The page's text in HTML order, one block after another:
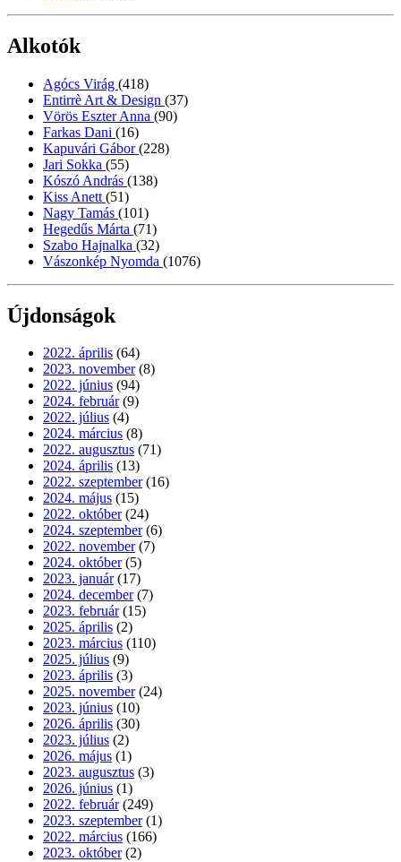
Alkotók
Agócs Virág (418)
Entirrè Art & Design (37)
Vörös Eszter Anna (90)
Farkas Dani (16)
Kapuvári Gábor(228)
Jari Sokka (55)
Kószó András (138)
Kiss Anett (51)
Nagy Tamás (101)
Hegedűs Márta (71)
Szabo Hajnalka (32)
Vászonkép Nyomda (1076)
Újdonságok
2022. április (64)
2023. november (8)
2022. június (94)
2024. február (9)
2022. július (4)
2024. március (8)
2022. augusztus (71)
2024. április (13)
2022. szeptember (16)
2024. május (15)
2022. október (24)
2024. szeptember (6)
2022. november (7)
2024. október (5)
2023. január (17)
2024. december (7)
2023. február (15)
2025. április (2)
2023. március (110)
2025. július (9)
2023. április (3)
2025. november (24)
2023. június (10)
2026. április (30)
2023. július (2)
2026. május (1)
2023. augusztus (3)
2026. június (1)
2022. február (249)
2023. szeptember (1)
2022. március (166)
2023. október (2)